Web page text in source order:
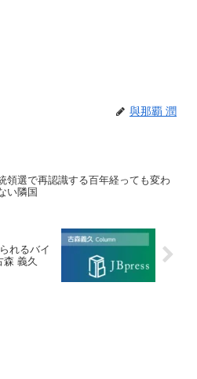
與那覇 潤
領選で再認識する百年経っても変わ
い隣国
れるバイ
義久